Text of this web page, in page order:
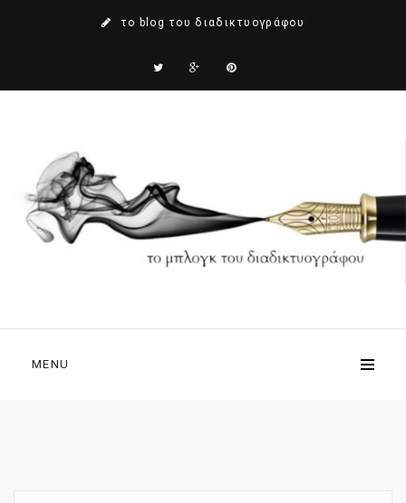
το blog του διαδικτυογράφου
MENU